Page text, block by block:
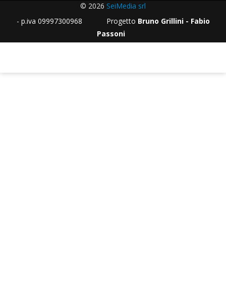
© 2026 SeiMedia srl
- p.iva 09997300968 Progetto Bruno Grillini - Fabio
Passoni